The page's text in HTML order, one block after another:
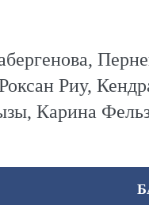
Риу,
Карина